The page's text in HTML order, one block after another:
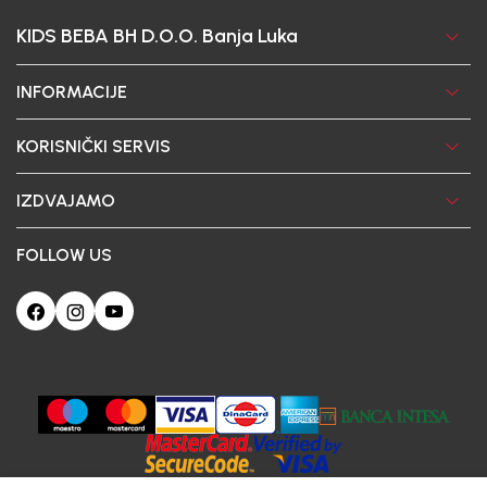
KIDS BEBA BH D.O.O. Banja Luka
INFORMACIJE
KORISNIČKI SERVIS
IZDVAJAMO
FOLLOW US
Ova web-stranica koristi kolačiće
Poštovani korisniče, naš sajt koristi cookies (kolačiće) u cilju poboljšanja
korisničkog iskustva. Ukoliko nastavite da pregledate i koristite našu Internet